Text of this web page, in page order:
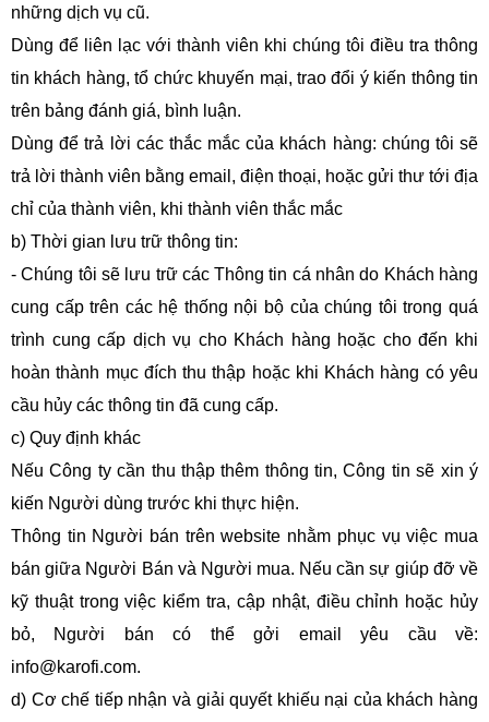
những dịch vụ cũ.
Dùng để liên lạc với thành viên khi chúng tôi điều tra thông
tin khách hàng, tổ chức khuyến mại, trao đổi ý kiến thông tin
trên bảng đánh giá, bình luận.
Dùng để trả lời các thắc mắc của khách hàng: chúng tôi sẽ
trả lời thành viên bằng email, điện thoại, hoặc gửi thư tới địa
chỉ của thành viên, khi thành viên thắc mắc
b) Thời gian lưu trữ thông tin:
- Chúng tôi sẽ lưu trữ các Thông tin cá nhân do Khách hàng
cung cấp trên các hệ thống nội bộ của chúng tôi trong quá
trình cung cấp dịch vụ cho Khách hàng hoặc cho đến khi
hoàn thành mục đích thu thập hoặc khi Khách hàng có yêu
cầu hủy các thông tin đã cung cấp.
c) Quy định khác
Nếu Công ty cần thu thập thêm thông tin, Công tin sẽ xin ý
kiến Người dùng trước khi thực hiện.
Thông tin Người bán trên website nhằm phục vụ việc mua
bán giữa Người Bán và Người mua. Nếu cần sự giúp đỡ về
kỹ thuật trong việc kiểm tra, cập nhật, điều chỉnh hoặc hủy
bỏ, Người bán có thể gởi email yêu cầu về:
info@karofi.com.
d) Cơ chế tiếp nhận và giải quyết khiếu nại của khách hàng